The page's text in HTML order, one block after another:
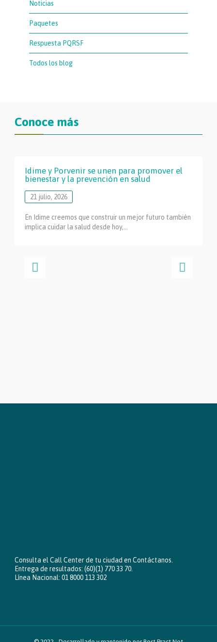
Noticias
Paquetes
Respuesta PQRSF
Todos los blog
Conoce más
Idime y Porvenir se unen para promover el
bienestar y la prevención en salud
21 julio, 2026
En Idime creemos que construir un mejor futuro también
implica cuidar la salud desde hoy,…
Consulta el Call Center de tu ciudad en Contáctanos
Entrega de resultados: (60)(1) 770 33 70.
Línea Nacional: 01 8000 113 302